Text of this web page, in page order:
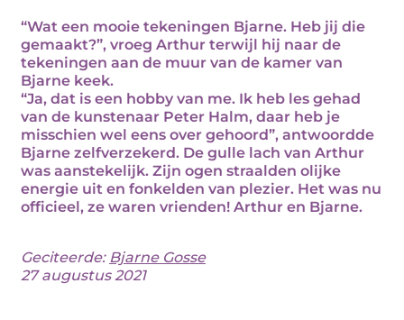
“Wat een mooie tekeningen Bjarne. Heb jij die
gemaakt?”, vroeg Arthur terwijl hij naar de
tekeningen aan de muur van de kamer van
Bjarne keek.
“Ja, dat is een hobby van me. Ik heb les gehad
van de kunstenaar Peter Halm, daar heb je
misschien wel eens over gehoord”, antwoordde
Bjarne zelfverzekerd. De gulle lach van Arthur
was aanstekelijk. Zijn ogen straalden olijke
energie uit en fonkelden van plezier. Het was nu
officieel, ze waren vrienden! Arthur en Bjarne.
Geciteerde: Bjarne Gosse
27 augustus 2021